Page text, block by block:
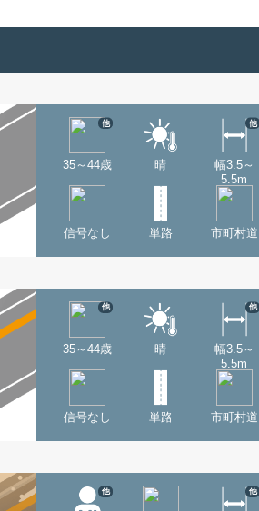
35～44歳
他
晴
幅3.5～
5.5m
他
信号なし 単路 市町村道
35～44歳
他
晴
幅3.5～
5.5m
他
信号なし 単路 市町村道
他 他